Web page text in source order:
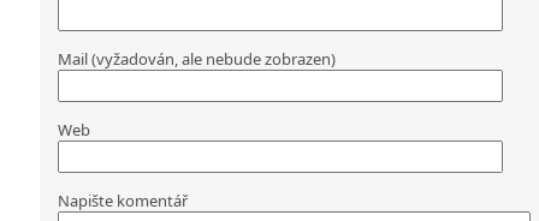
Mail (vyžadován, ale nebude zobrazen)
Web
Napište komentář